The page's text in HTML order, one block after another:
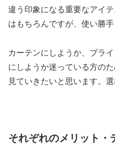
違う印象になる重要なアイ
はもちろんですが、使い勝
カーテンにしようか、ブラ
にしようか迷っている方の
見ていきたいと思います。
それぞれのメリット・